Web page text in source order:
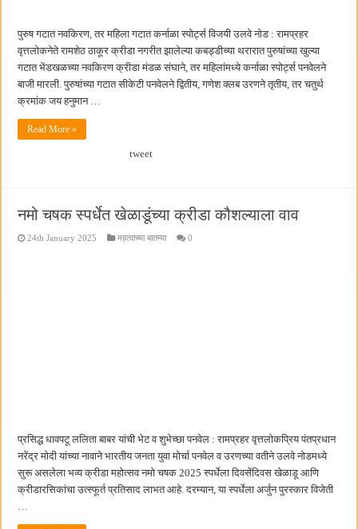
पुरुष गटात नवकिरण, तर महिला गटात कर्नाळा स्पोर्ट्स विजयी उलवे नोड : रामप्रहर
वृत्तलोकनेते रामशेठ ठाकूर क्रीडा नगरीत झालेल्या कबड्डीच्या थरारात पुरुषांच्या खुल्या
गटात भेंडखळच्या नवकिरण क्रीडा मंडळ संघाने, तर महिलांमध्ये कर्नाळा स्पोर्ट्स पनवेलने
बाजी मारली. पुरुषांच्या गटात सीकेटी पनवेलने द्वितीय, गणेश क्लब उरणने तृतीय, तर चतुर्थ
क्रमांक जय हनुमान …
Read More »
tweet
नमो चषक स्पर्धेत खेळाडूंच्या क्रीडा कौशल्याला वाव
24th January 2025 महत्वाच्या बातम्या 0
प्रसिद्ध धावपटू ललिता बाबर यांची भेट व शुभेच्छा पनवेल : रामप्रहर वृत्तलोकप्रिय पंतप्रधान
नरेंद्र मोदी यांच्या नावाने भारतीय जनता युवा मोर्चा पनवेल व उरणच्या वतीने उलवे नोडमध्ये
सुरू असलेला भव्य क्रीडा महोत्सव नमो चषक 2025 स्पर्धेला दिवसेंदिवस खेळाडू आणि
क्रीडारसिकांचा उत्स्फूर्त प्रतिसाद लाभत आहे. दरम्यान, या स्पर्धेला अर्जुन पुरस्कार विजेती
…